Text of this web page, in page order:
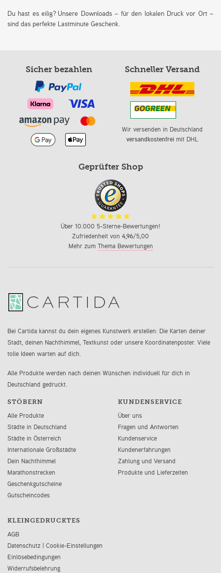
Du hast es eilig? Unsere Downloads – für den lokalen Druck vor Ort –
sind das perfekte Lastminute Geschenk.
Sicher bezahlen Schneller Versand
Wir versenden in Deutschland
versandkostenfreimit DHL
Geprüfter Shop
Über 10.000 5-Sterne-Bewertungen!
Zufriedenheit von 4,96/5,00
Mehr zum Thema Bewertungen
Bei Cartida kannst du dein eigenes Kunstwerk erstellen: Die Karten deiner
Stadt, deinen Nachthimmel, Textkunst oder unsere Koordinatenposter. Viele
tolle Ideen warten auf dich.
Alle Produkte werden nach deinen Wünschen individuell für dich in
Deutschland gedruckt.
STÖBERN
Alle Produkte
Städte in Deutschland
Städte in Österreich
Internationale Großstädte
Dein Nachthimmel
Marathonstrecken
Geschenkgutscheine
Gutscheincodes
KUNDENSERVICE
Über uns
Fragen und Antworten
Kundenservice
Kundenerfahrungen
Zahlung und Versand
Produkte und Lieferzeiten
KLEINGEDRUCKTES
AGB
Datenschutz | Cookie-Einstellungen
Einlösebedingungen
Widerrufsbelehrung